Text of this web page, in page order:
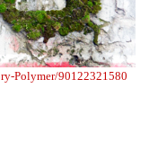
Polymer/90122321580